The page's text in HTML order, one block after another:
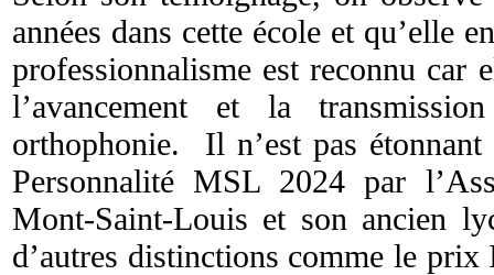
années dans cette école et qu’elle
professionnalisme est reconnu car
l’avancement et la
orthophonie. Il n’est pas
Personnalité MSL 2024 par
Mont-Saint-Louis et son ancien
d’autres distinctions comme le